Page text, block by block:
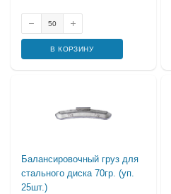
В КОРЗИНУ
Балансировочный груз для
стального диска 70гр. (уп.
25шт.)